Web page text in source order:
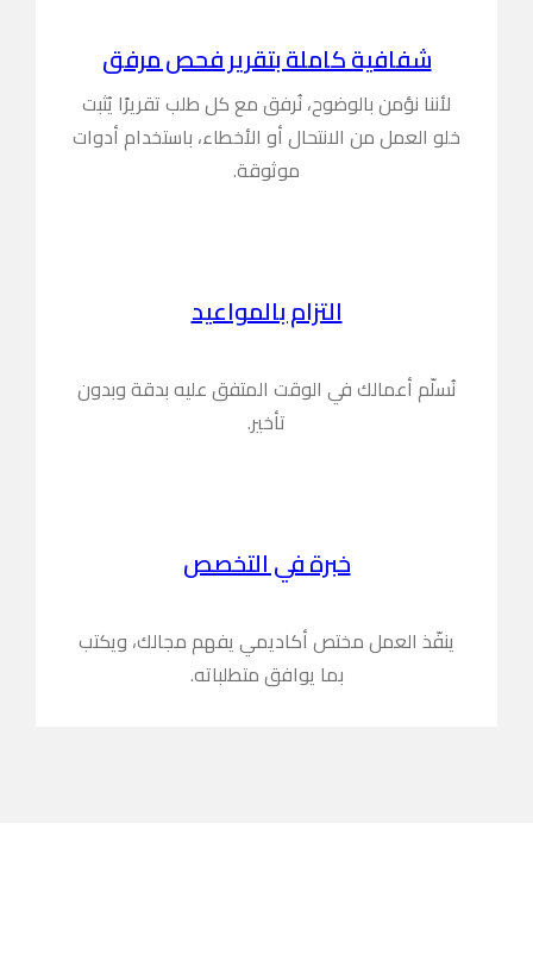
شفافية كاملة بتقرير فحص مرفق
لأننا نؤمن بالوضوح، نُرفق مع كل طلب تقريرًا يُثبت
خلو العمل من الانتحال أو الأخطاء، باستخدام أدوات
موثوقة.
التزام بالمواعيد
نُسلّم أعمالك في الوقت المتفق عليه بدقة وبدون
تأخير.
خبرة في التخصص
ينفّذ العمل مختص أكاديمي يفهم مجالك، ويكتب
بما يوافق متطلباته.